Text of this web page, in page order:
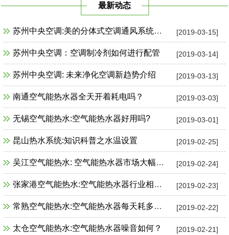
最新动态
[2019-03-15]
苏州中央空调:美的分体式空调通风系统故障检修
[2019-03-14]
苏州中央空调：空调制冷剂如何进行配管
[2019-03-13]
苏州中央空调: 未来净化空调新趋势介绍
[2019-03-03]
南通空气能热水器全天开着耗电吗？
[2019-03-01]
无锡空气能热水:空气能热水器好用吗?
[2019-02-25]
昆山热水系统:知识科普之水温设置
[2019-02-24]
吴江空气能热水: 空气能热水器市场大幅增长
[2019-02-23]
张家港空气能热水:空气能热水器行业相关政策一览
[2019-02-22]
常熟空气能热水:空气能热水器每天耗多少电？
[2019-02-21]
太仓空气能热水:空气能热水器噪音如何？